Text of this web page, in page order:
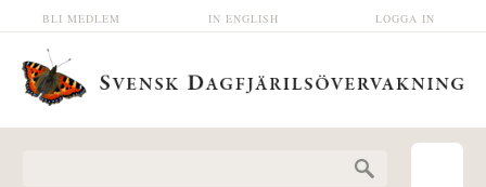
Hoppa till huvudinnehåll LOGGA IN
IN ENGLISH
BLI MEDLEM